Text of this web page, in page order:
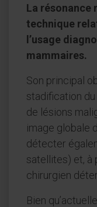
La résonance
technique
l’usage
mammaires.
Son principal
stadification
de lésions
image globale
détecter
satellites) et, à
chirurgien
Bien